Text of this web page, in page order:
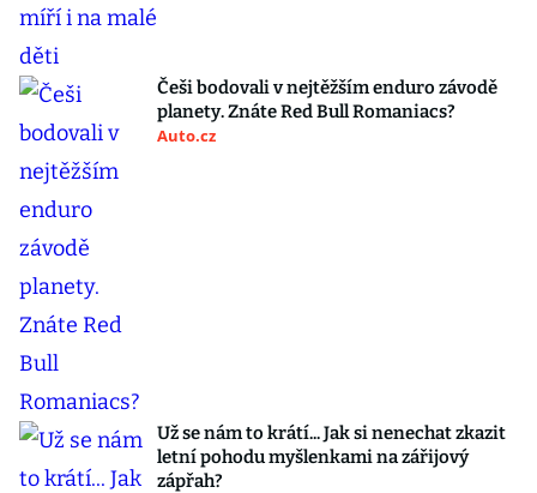
Češi bodovali v nejtěžším enduro závodě
planety. Znáte Red Bull Romaniacs?
Auto.cz
Už se nám to krátí... Jak si nenechat zkazit
letní pohodu myšlenkami na zářijový
zápřah?